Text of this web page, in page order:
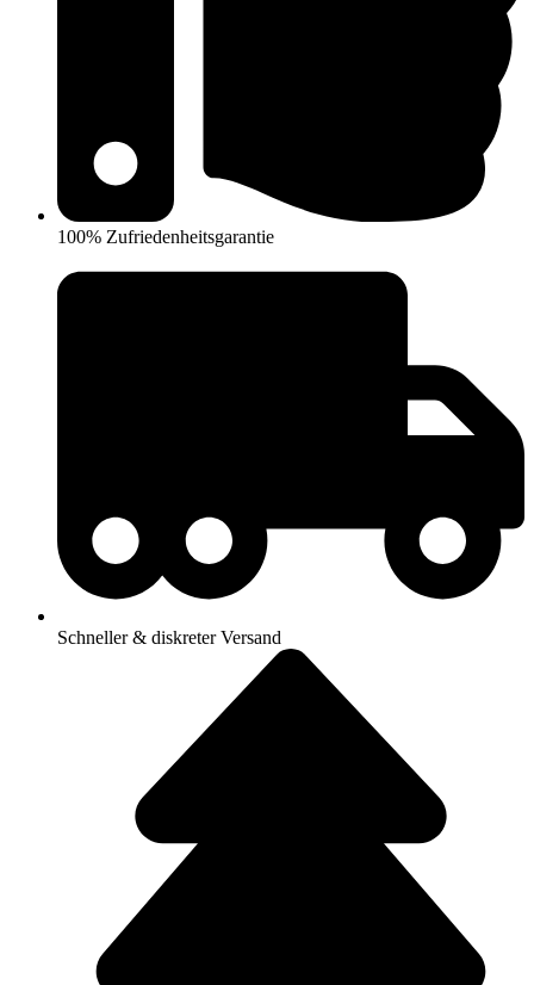
100% Zufriedenheitsgarantie
Schneller & diskreter Versand